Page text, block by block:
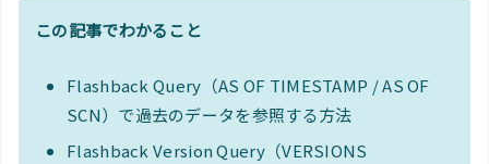
この記事でわかること
Flashback Query（AS OF TIMESTAMP / AS OF
SCN）で過去のデータを参照する方法
Flashback Version Query（VERSIONS